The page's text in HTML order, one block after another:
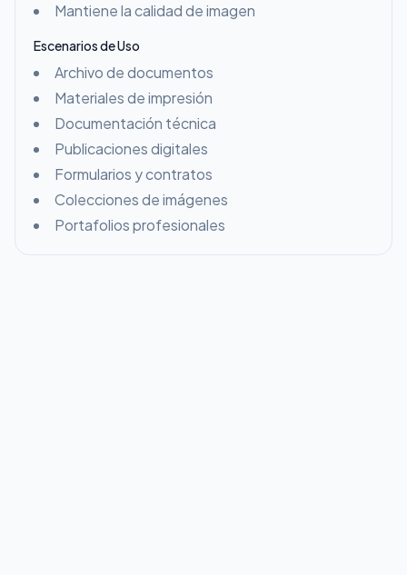
Mantiene la calidad de imagen
Escenarios de Uso
Archivo de documentos
Materiales de impresión
Documentación técnica
Publicaciones digitales
Formularios y contratos
Colecciones de imágenes
Portafolios profesionales